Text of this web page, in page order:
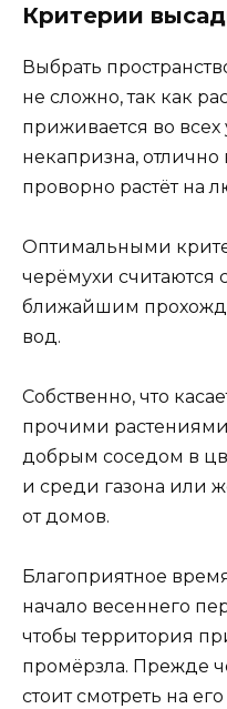
Критерии
Выбрать
не сложно, так как
приживается во всех
некапризна,
проворно растёт на
Оптимальными
черёмухи считаются
ближайшим
вод.
Собственно, что
прочими
добрым соседом в
и среди газона или
от домов.
Благоприятное
начало весеннего
чтобы территория
промёрзла. Прежде
стоит смотреть на